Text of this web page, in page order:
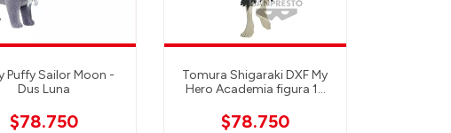
Puffy Sailor Moon -
Dus Luna
$78.750
Tomura Shigaraki DXF My
Hero Academia figura 16
$78.750